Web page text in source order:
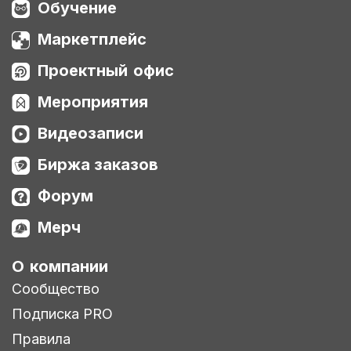
Обучение
Маркетплейс
Проектный офис
Мероприятия
Видеозаписи
Биржа заказов
Форум
Мерч
О компании
Сообщество
Подписка PRO
Правила